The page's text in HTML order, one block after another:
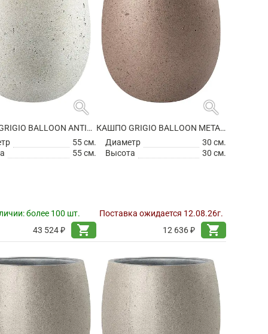
search
КАШПО GRIGIO BALLOON ANTIQUE WHITE
55 см.
55 см.
более 100 шт.
43 524 ₽
shopping_cart
search
КАШПО GRIGIO BALLOON METALLIC BRONZE
Диаметр
30 см.
Высота
30 см.
Поставка ожидается 12.08.26г.
12 636 ₽
shopping_cart